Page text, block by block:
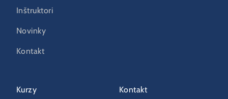
Inštruktori
Novinky
Kontakt
Kurzy Kontakt